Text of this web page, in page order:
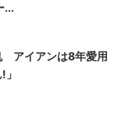
...
アイアンは8年愛用